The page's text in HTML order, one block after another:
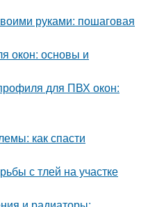
руками: пошаговая
окон: основы и
для ПВХ окон:
как спасти
с тлей на участке